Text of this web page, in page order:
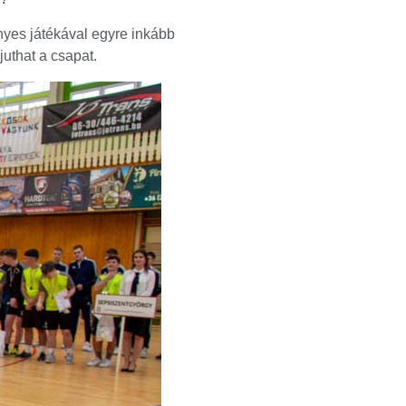
játékával egyre inkább
a csapat.